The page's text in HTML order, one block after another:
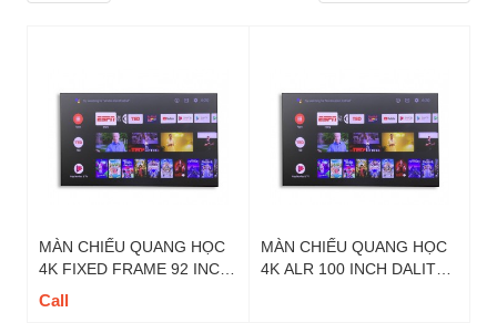
MÀN CHIẾU QUANG HỌC
4K FIXED FRAME 92 INCH
DALITE - MÃ FIX92UT TỶ
LỆ 16 : 9
Call
MÀN CHIẾU QUANG HỌC
4K ALR 100 INCH DALITE -